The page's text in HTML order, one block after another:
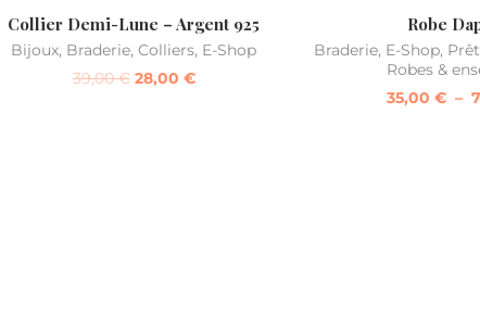
Collier Demi-Lune – Argent 925
Bijoux, Braderie, Colliers, E-Shop
39,00€ 28,00 €
Robe
Braderie, E-Shop,
Robes &
35,00 € –